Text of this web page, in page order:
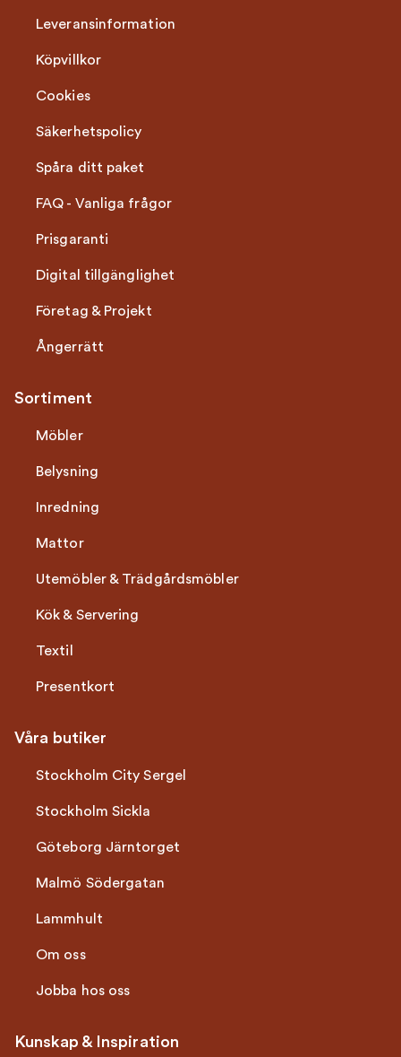
Leveransinformation
Köpvillkor
Cookies
Säkerhetspolicy
Spåra ditt paket
FAQ - Vanliga frågor
Prisgaranti
Digital tillgänglighet
Företag & Projekt
Ångerrätt
Sortiment
Möbler
Belysning
Inredning
Mattor
Utemöbler & Trädgårdsmöbler
Kök & Servering
Textil
Presentkort
Våra butiker
Stockholm City Sergel
Stockholm Sickla
Göteborg Järntorget
Malmö Södergatan
Lammhult
Om oss
Jobba hos oss
Kunskap & Inspiration